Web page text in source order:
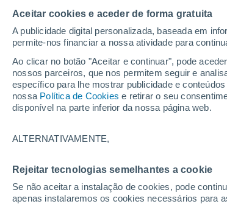
Aceitar cookies e aceder de forma gratuita
A publicidade digital personalizada, baseada em
permite-nos financiar a nossa atividade para
Ao clicar no botão "Aceitar e continuar", pode
nossos parceiros, que nos permitem seguir e
específico para lhe mostrar publicidade e
nossa Política de Cookies e retirar o seu
disponível na parte inferior da nossa página web.
ALTERNATIVAMENTE,
Rejeitar tecnologias semelhantes a cookie
Se não aceitar a instalação de cookies, pode
apenas instalaremos os cookies necessários para
Início Modelos Modelos Áustria - GFS
Modelos de
PRES. | V > 10
| NEB. | PREC.
PRECIPITAÇÃO
ACUMULADA
Áustria
ECMWF